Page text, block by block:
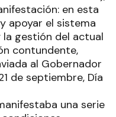
en esta
apoyar el sistema
gestión del actual
contundente,
al Gobernador
de septiembre, Día
una serie